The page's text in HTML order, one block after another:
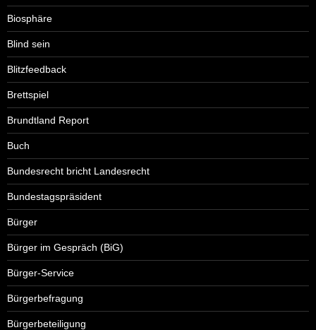
Biosphäre
Blind sein
Blitzfeedback
Brettspiel
Brundtland Report
Buch
Bundesrecht bricht Landesrecht
Bundestagspräsident
Bürger
Bürger im Gespräch (BiG)
Bürger-Service
Bürgerbefragung
Bürgerbeteiligung